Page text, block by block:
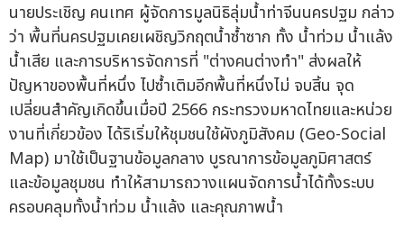
นายประเชิญ คนเทศ ผู้จัดการมูลนิธิลุ่มน้ำท่าจีนนครปฐม กล่าว
ว่า พื้นที่นครปฐมเคยเผชิญวิกฤตน้ำซ้ำซาก ทั้ง น้ำท่วม น้ำแล้ง
น้ำเสีย และการบริหารจัดการที่ "ต่างคนต่างทำ" ส่งผลให้
ปัญหาของพื้นที่หนึ่ง ไปซ้ำเติมอีกพื้นที่หนึ่งไม่ จบสิ้น จุด
เปลี่ยนสำคัญเกิดขึ้นเมื่อปี 2566 กระทรวงมหาดไทยและหน่วย
งานที่เกี่ยวข้อง ได้ริเริ่มให้ชุมชนใช้ผังภูมิสังคม (Geo-Social
Map) มาใช้เป็นฐานข้อมูลกลาง บูรณาการข้อมูลภูมิศาสตร์
และข้อมูลชุมชน ทำให้สามารถวางแผนจัดการน้ำได้ทั้งระบบ
ครอบคลุมทั้งน้ำท่วม น้ำแล้ง และคุณภาพน้ำ